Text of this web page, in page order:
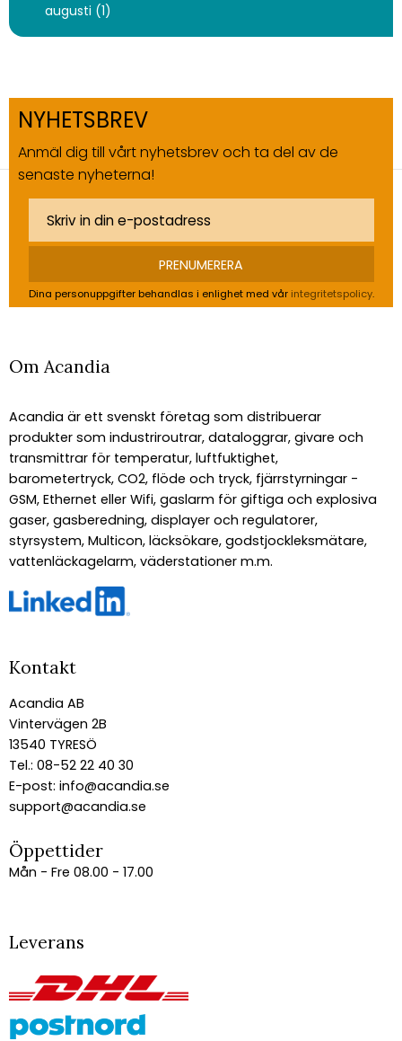
augusti (1)
NYHETSBREV
Anmäl dig till vårt nyhetsbrev och ta del av de
senaste nyheterna!
PRENUMERERA
Dina personuppgifter behandlas i enlighet med vår integritetspolicy.
Om Acandia
Acandia är ett svenskt företag som distribuerar
produkter som industriroutrar, dataloggrar, givare och
transmittrar för temperatur, luftfuktighet,
barometertryck, CO2, flöde och tryck, fjärrstyrningar -
GSM, Ethernet eller Wifi, gaslarm för giftiga och explosiva
gaser, gasberedning, displayer och regulatorer,
styrsystem, Multicon, läcksökare, godstjockleksmätare,
vattenläckagelarm, väderstationer m.m.
Kontakt
Acandia AB
Vintervägen 2B
13540 TYRESÖ
Tel.: 08-52 22 40 30
E-post: info@acandia.se
support@acandia.se
Öppettider
Mån - Fre 08.00 - 17.00
Leverans